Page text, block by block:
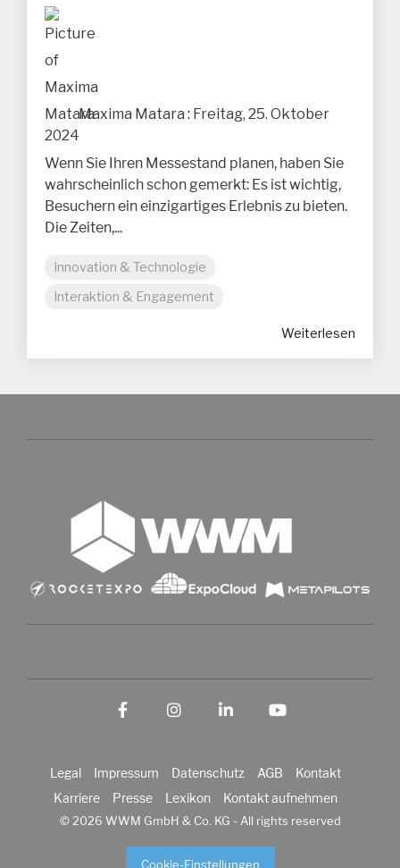
Maxima Matara : Freitag, 25. Oktober
2024
Wenn Sie Ihren Messestand planen, haben Sie
wahrscheinlich schon gemerkt: Es ist wichtig,
Besuchern ein einzigartiges Erlebnis zu bieten.
Die Zeiten,...
Innovation & Technologie
Interaktion & Engagement
Weiterlesen
Legal Impressum Datenschutz AGB
Kontakt
Karriere
Presse Lexikon Kontakt aufnehmen
© 2026 WWM GmbH & Co. KG - All rights reserved
Cookie-Einstellungen
FacebookInstagram
LinkedIn